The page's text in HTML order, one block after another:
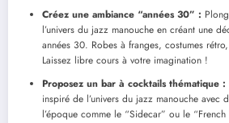
Créez une ambiance “années 30” :
l’univers du jazz manouche en créant une
années 30. Robes à franges, costumes
Laissez libre cours à votre imagination !
Proposez un bar à cocktails thématique :
inspiré de l’univers du jazz manouche avec
l’époque comme le “Sidecar” ou le “French